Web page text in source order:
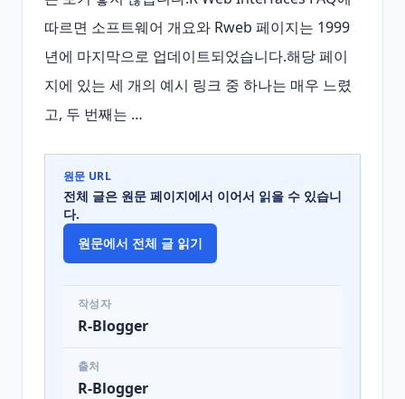
따르면 소프트웨어 개요와 Rweb 페이지는 1999
년에 마지막으로 업데이트되었습니다.해당 페이
지에 있는 세 개의 예시 링크 중 하나는 매우 느렸
고, 두 번째는 …
원문 URL
전체 글은 원문 페이지에서 이어서 읽을 수 있습니
다.
원문에서 전체 글 읽기
작성자
R-Blogger
출처
R-Blogger